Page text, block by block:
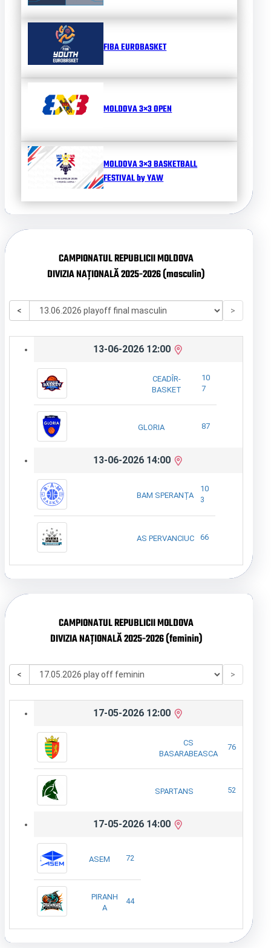
FIBA EUROBASKET
MOLDOVA 3×3 OPEN
MOLDOVA 3×3 BASKETBALL
FESTIVAL by YAW
CAMPIONATUL REPUBLICII MOLDOVA
DIVIZIA NAȚIONALĂ 2025-2026 (masculin)
< >
13-06-2026 12:00
CEADÎR-
BASKET
10
7
GLORIA 87
13-06-2026 14:00
BAM SPERANȚA
10
3
AS PERVANCIUC 66
CAMPIONATUL REPUBLICII MOLDOVA
DIVIZIA NAȚIONALĂ 2025-2026 (feminin)
< >
17-05-2026 12:00
CS
BASARABEASCA
76
SPARTANS 52
17-05-2026 14:00
ASEM 72
PIRANH
A
44